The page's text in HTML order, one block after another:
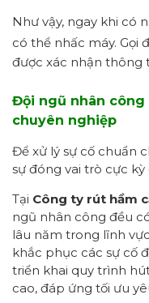
Như vậy, ngay khi có
có thể nhấc máy. Gọi
được xác nhận thông
Đội ngũ nhân
chuyên nghiệp
Để xử lý sự cố chuẩn
sự đóng vai trò cực kỳ
Tại Công ty rút hầm
ngũ nhân công đều
lâu năm trong lĩnh
khắc phục các sự cố
triển khai quy trình
cao, đáp ứng tối ưu